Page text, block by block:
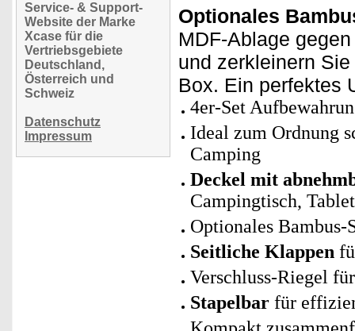
Service- & Support-
Website der Marke
Xcase für die
Vertriebsgebiete
Deutschland,
Österreich und
Schweiz
Datenschutz
Impressum
Optionales
MDF-Ablage
und zerkleinern
Box. Ein perfektes
4er-Set
Ideal zum Ordnung
Camping
Deckel mit
Campingtisch,
Optionales
Seitliche Klappen
Verschluss-Riegel
Stapelbar für